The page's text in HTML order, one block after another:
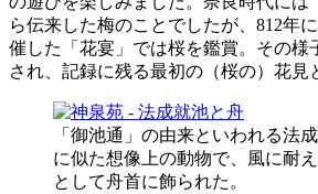
ら伝来した梅のことでしたが、812年
催した「花宴」では桜を鑑賞。その様
され、記録に残る最初の（桜の）花見
「御池通」の由来といわれる法
に似た想像上の動物で、風に耐
として舟首に飾られた。